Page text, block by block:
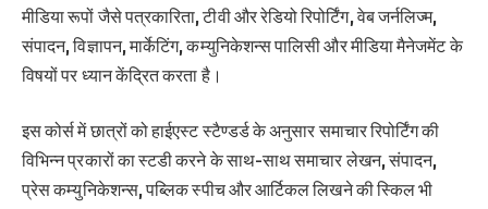
मीडिया रूपों जैसे पत्रकारिता, टीवी और रेडियो रिपोर्टिंग, वेब जर्नलिज्म,
संपादन, विज्ञापन, मार्केटिंग, कम्युनिकेशन्स पालिसी और मीडिया मैनेजमेंट के
विषयों पर ध्यान केंद्रित करता है।
इस कोर्स में छात्रों को हाईएस्ट स्टैण्डर्ड के अनुसार समाचार रिपोर्टिंग की
विभिन्न प्रकारों का स्टडी करने के साथ-साथ समाचार लेखन, संपादन,
प्रेस कम्युनिकेशन्स, पब्लिक स्पीच और आर्टिकल लिखने की स्किल भी